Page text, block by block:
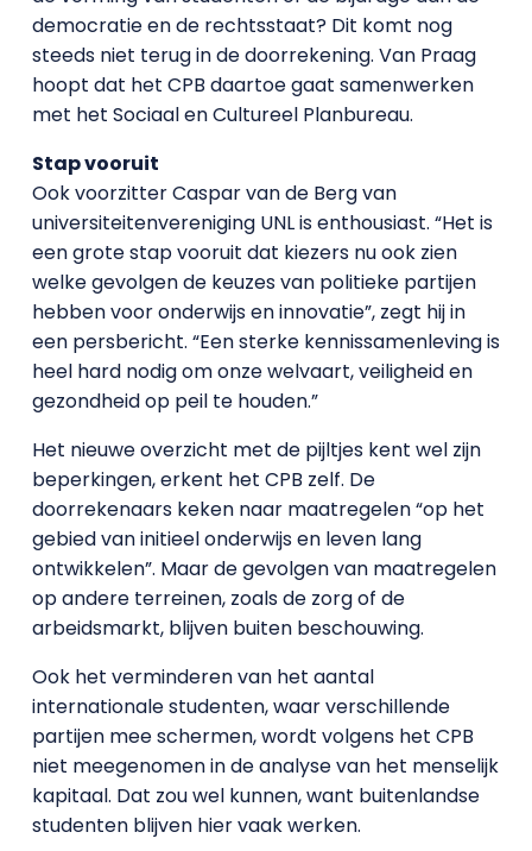
democratie en de rechtsstaat? Dit komt nog
steeds niet terug in de doorrekening. Van Praag
hoopt dat het CPB daartoe gaat samenwerken
met het Sociaal en Cultureel Planbureau.
Stap vooruit
Ook voorzitter Caspar van de Berg van
universiteitenvereniging UNL is enthousiast. “Het is
een grote stap vooruit dat kiezers nu ook zien
welke gevolgen de keuzes van politieke partijen
hebben voor onderwijs en innovatie”, zegt hij in
een persbericht. “Een sterke kennissamenleving is
heel hard nodig om onze welvaart, veiligheid en
gezondheid op peil te houden.”
Het nieuwe overzicht met de pijltjes kent wel zijn
beperkingen, erkent het CPB zelf. De
doorrekenaars keken naar maatregelen “op het
gebied van initieel onderwijs en leven lang
ontwikkelen”. Maar de gevolgen van maatregelen
op andere terreinen, zoals de zorg of de
arbeidsmarkt, blijven buiten beschouwing.
Ook het verminderen van het aantal
internationale studenten, waar verschillende
partijen mee schermen, wordt volgens het CPB
niet meegenomen in de analyse van het menselijk
kapitaal. Dat zou wel kunnen, want buitenlandse
studenten blijven hier vaak werken.